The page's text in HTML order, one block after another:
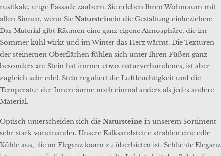
rustikale, urige Fassade zaubern. Sie erleben Ihren Wohnraum mit
allen Sinnen, wenn Sie Natursteinein die Gestaltung einbeziehen:
Das Material gibt Räumen eine ganz eigene Atmosphäre, die im
Sommer kühl wirkt und im Winter das Herz wärmt. Die Texturen
der steinernen Oberflächen fühlen sich unter Ihren Füßen ganz
besonders an: Stein hat immer etwas naturverbundenes, ist aber
zugleich sehr edel. Stein reguliert die Luftfeuchtigkeit und die
Temperatur der Innenräume noch einmal anders als jedes andere
Material.
Optisch unterscheiden sich die Natursteine in unserem Sortiment
sehr stark voneinander. Unsere Kalksandsteine strahlen eine edle
Kühle aus, die an Eleganz kaum zu überbieten ist. Schlichte Eleganz